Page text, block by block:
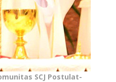
SCJ Postulat-